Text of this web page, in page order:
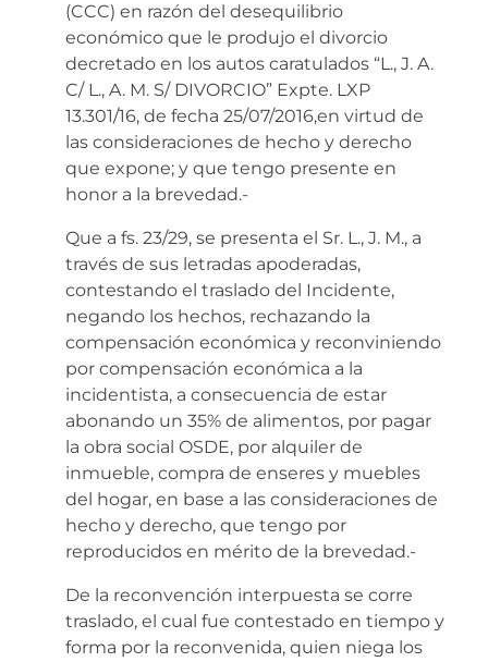
(CCC) en razón del desequilibrio
económico que le produjo el divorcio
decretado en los autos caratulados “L., J. A.
C/ L., A. M. S/ DIVORCIO” Expte. LXP
13.301/16, de fecha 25/07/2016,en virtud de
las consideraciones de hecho y derecho
que expone; y que tengo presente en
honor a la brevedad.-
Que a fs. 23/29, se presenta el Sr. L., J. M., a
través de sus letradas apoderadas,
contestando el traslado del Incidente,
negando los hechos, rechazando la
compensación económica y reconviniendo
por compensación económica a la
incidentista, a consecuencia de estar
abonando un 35% de alimentos, por pagar
la obra social OSDE, por alquiler de
inmueble, compra de enseres y muebles
del hogar, en base a las consideraciones de
hecho y derecho, que tengo por
reproducidos en mérito de la brevedad.-
De la reconvención interpuesta se corre
traslado, el cual fue contestado en tiempo y
forma por la reconvenida, quien niega los